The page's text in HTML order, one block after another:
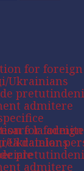
for foreign
Ukrainians
pretutindeni
admitere
la
datelor
for foreign
Ukrainians
pretutindeni
admitere